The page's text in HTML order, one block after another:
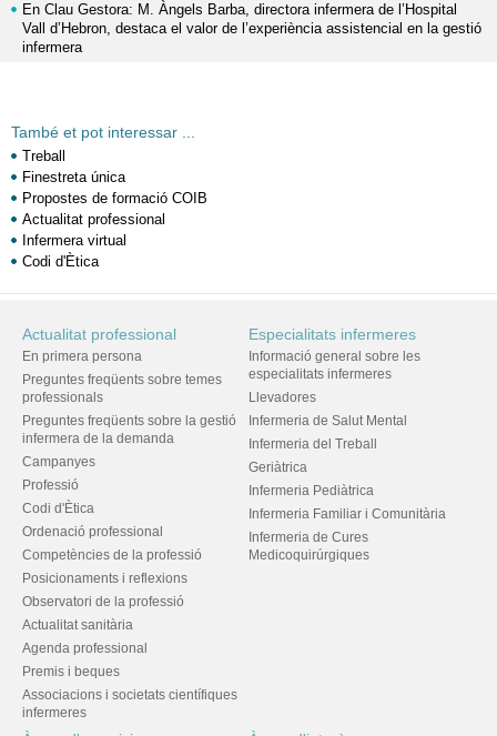
En Clau Gestora: M. Àngels Barba, directora infermera de l’Hospital
Vall d’Hebron, destaca el valor de l’experiència assistencial en la gestió
infermera
També et pot interessar ...
Treball
Finestreta única
Propostes de formació COIB
Actualitat professional
Infermera virtual
Codi d'Ètica
Actualitat professional
En primera persona
Preguntes freqüents sobre temes
professionals
Preguntes freqüents sobre la gestió
infermera de la demanda
Campanyes
Professió
Codi d'Ètica
Ordenació professional
Competències de la professió
Posicionaments i reflexions
Observatori de la professió
Actualitat sanitària
Agenda professional
Premis i beques
Associacions i societats científiques
infermeres
Especialitats infermeres
Informació general sobre les
especialitats infermeres
Llevadores
Infermeria de Salut Mental
Infermeria del Treball
Geriàtrica
Infermeria Pediàtrica
Infermeria Familiar i Comunitària
Infermeria de Cures
Medicoquirúrgiques